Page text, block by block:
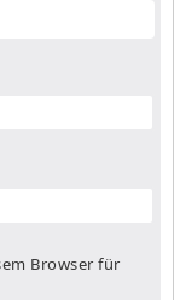
Browser für